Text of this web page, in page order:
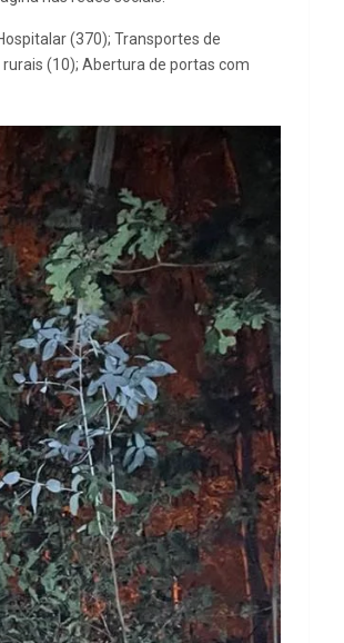
(370); Transportes de
(10); Abertura de portas com